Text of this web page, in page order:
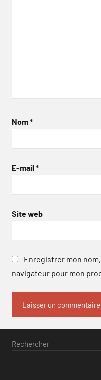
Nom*
E-mail *
Site web
Enregistrer mon
navigateur pour mon
Rechercher